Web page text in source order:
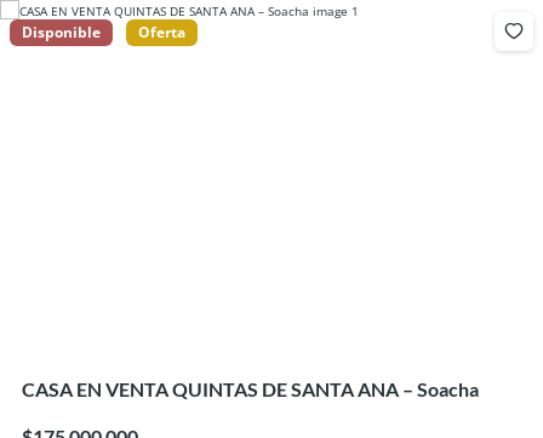
Disponible Oferta
CASA EN VENTA QUINTAS DE SANTA ANA – Soacha